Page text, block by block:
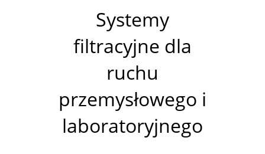
Systemy
filtracyjne dla
ruchu
przemysłowego i
laboratoryjnego